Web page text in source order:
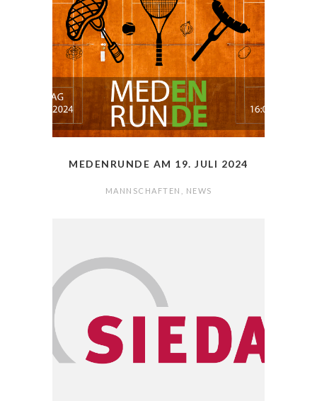
MEDENRUNDE AM 19. JULI 2024
MANNSCHAFTEN NEWS